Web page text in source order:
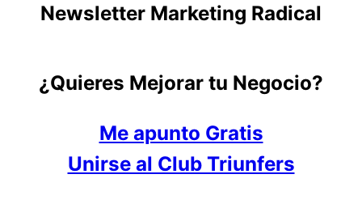
Newsletter Marketing Radical
¿Quieres Mejorar tu Negocio?
Me apunto Gratis
Unirse al Club Triunfers